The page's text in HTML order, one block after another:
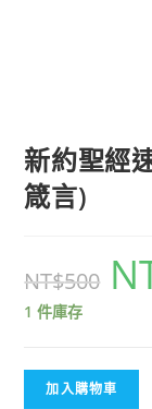
新約聖經
箴言)
NT$500
1 件庫存
加入購物車